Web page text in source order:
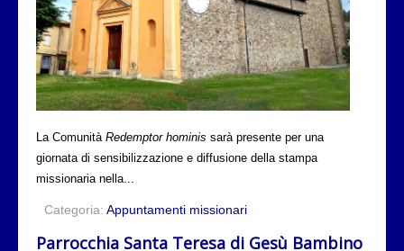
La Comunità Redemptor hominis sarà presente per una
giornata di sensibilizzazione e diffusione della stampa
missionaria nella...
Categoria: Appuntamenti missionari
Parrocchia Santa Teresa di Gesù Bambino